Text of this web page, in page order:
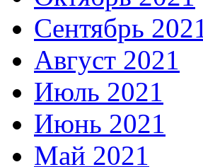
Сентябрь 2021
Август 2021
Июль 2021
Июнь 2021
Май 2021